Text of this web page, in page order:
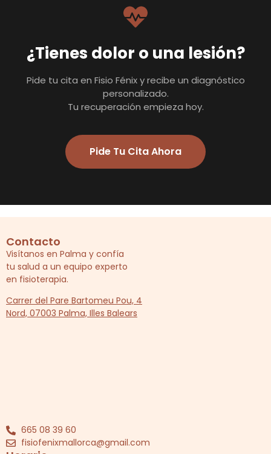
¿Tienes dolor o una lesión?
Pide tu cita en Fisio Fénix y recibe un diagnóstico
personalizado.
Tu recuperación empieza hoy.
Pide Tu Cita Ahora
Contacto
Visítanos en Palma y confía
tu salud a un equipo experto
en fisioterapia.
Carrer del Pare Bartomeu Pou, 4
Nord, 07003 Palma, Illes Balears
665 08 39 60
fisiofenixmallorca@gmail.com